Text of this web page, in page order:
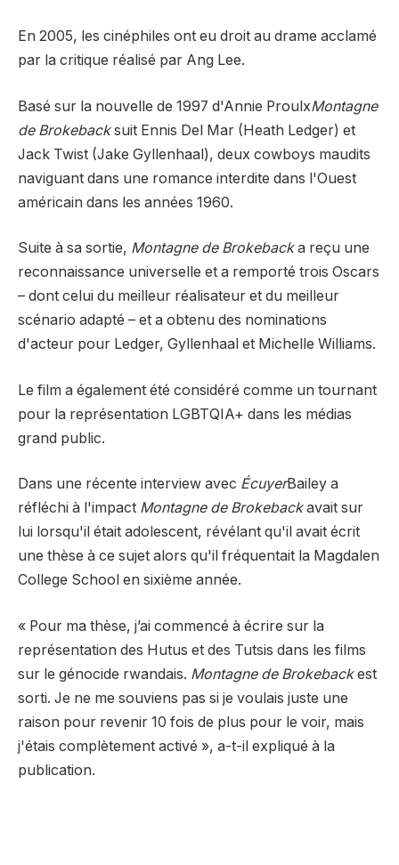
En 2005, les cinéphiles ont eu droit au drame acclamé
par la critique réalisé par Ang Lee.
Basé sur la nouvelle de 1997 d'Annie ProulxMontagne
de Brokebacksuit Ennis Del Mar (Heath Ledger) et
Jack Twist (Jake Gyllenhaal), deux cowboys maudits
naviguant dans une romance interdite dans l'Ouest
américain dans les années 1960.
Suite à sa sortie, Montagne de Brokebacka reçu une
reconnaissance universelle et a remporté trois Oscars
– dont celui du meilleur réalisateur et du meilleur
scénario adapté – et a obtenu des nominations
d'acteur pour Ledger, Gyllenhaal et Michelle Williams.
Le film a également été considéré comme un tournant
pour la représentation LGBTQIA+ dans les médias
grand public.
Dans une récente interview avec ÉcuyerBailey a
réfléchi à l'impact Montagne de Brokebackavait sur
lui lorsqu'il était adolescent, révélant qu'il avait écrit
une thèse à ce sujet alors qu'il fréquentait la Magdalen
College School en sixième année.
« Pour ma thèse, j’ai commencé à écrire sur la
représentation des Hutus et des Tutsis dans les films
sur le génocide rwandais. Montagne de Brokebackest
sorti. Je ne me souviens pas si je voulais juste une
raison pour revenir 10 fois de plus pour le voir, mais
j'étais complètement activé », a-t-il expliqué à la
publication.